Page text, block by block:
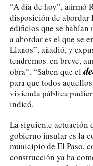
“A día de hoy”, afirmó
disposición de abordar
edificios que se habían
a abordar es el que se
Llanos”, añadió, y
tendremos, en breve,
obra”. “Saben que el
para que todos
vivienda pública
indicó.
La siguiente actuación
gobierno insular es la
municipio de El Paso,
construcción ya ha